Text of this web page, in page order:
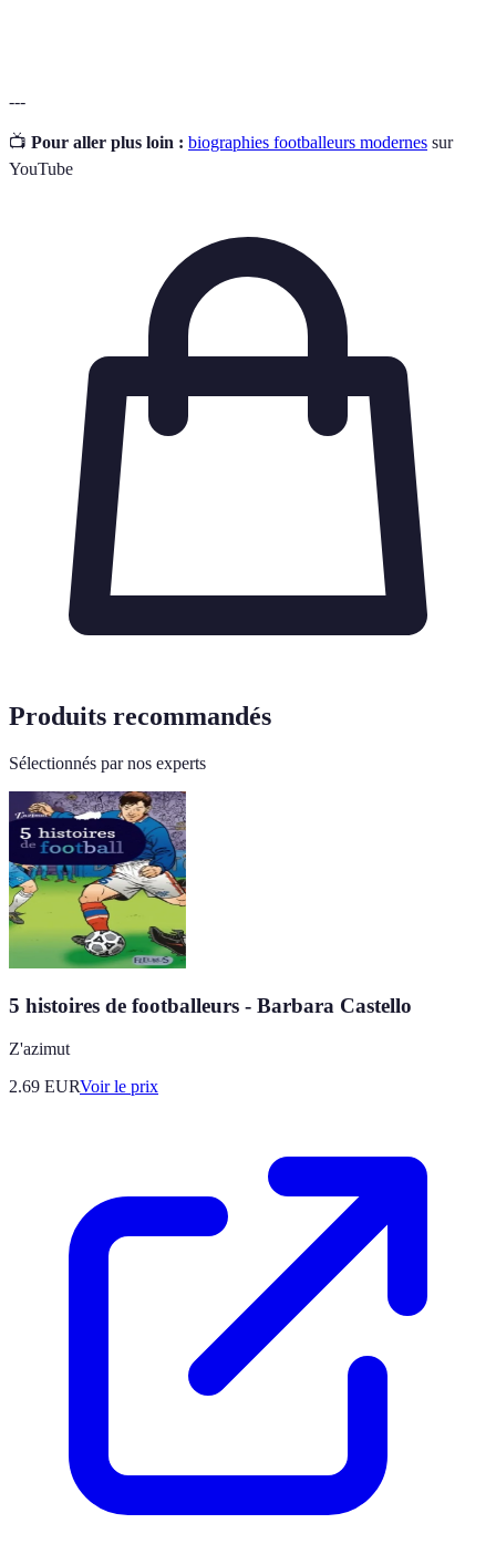
---
📺 Pour aller plus loin : biographies footballeurs modernes sur
YouTube
Produits recommandés
Sélectionnés par nos experts
5 histoires de footballeurs - Barbara Castello
Z'azimut
2.69 EURVoir le prix